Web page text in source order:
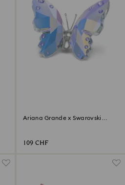
‎Ariana Grande x Swarovski
109 CHF